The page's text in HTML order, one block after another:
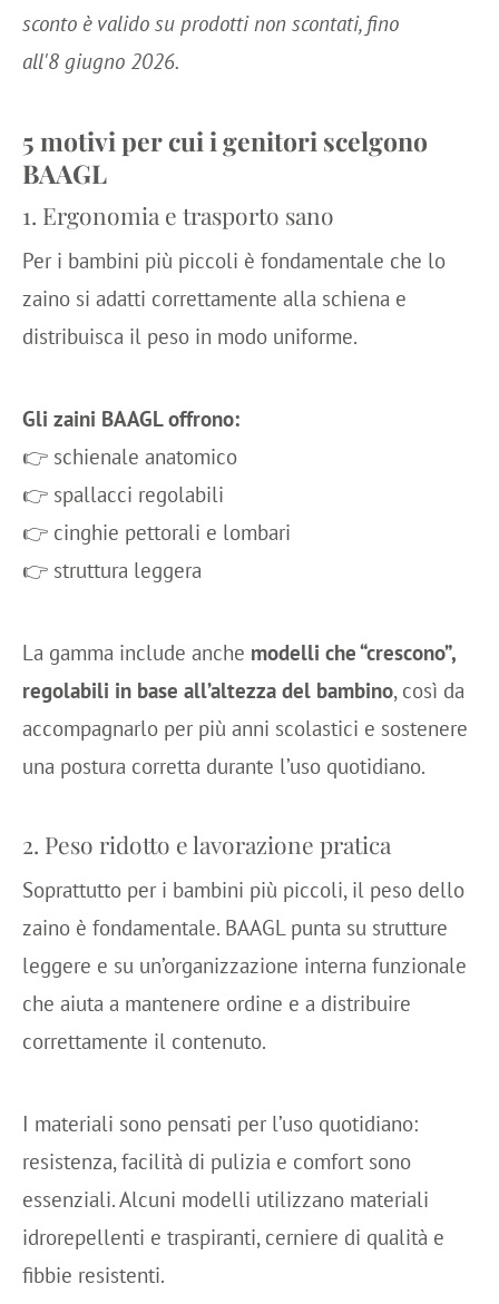
sconto è valido su prodotti non scontati, fino
all'8 giugno 2026.
5motivi per cui i genitori scelgono
BAAGL
1. Ergonomia e trasporto sano
Per i bambini più piccoli è fondamentale che lo
zaino si adatti correttamente alla schiena e
distribuisca il peso in modo uniforme.
Gli zaini BAAGL offrono:
👉 schienale anatomico
👉 spallacci regolabili
👉 cinghie pettorali e lombari
👉 struttura leggera
La gamma include anche modelli che “crescono”,
regolabili in base all’altezza del bambino, così da
accompagnarlo per più anni scolastici e sostenere
una postura corretta durante l’uso quotidiano.
2. Peso ridotto e lavorazione pratica
Soprattutto per i bambini più piccoli, il peso dello
zaino è fondamentale. BAAGL punta su strutture
leggere e su un’organizzazione interna funzionale
che aiuta a mantenere ordine e a distribuire
correttamente il contenuto.
I materiali sono pensati per l’uso quotidiano:
resistenza, facilità di pulizia e comfort sono
essenziali. Alcuni modelli utilizzano materiali
idrorepellenti e traspiranti, cerniere di qualità e
fibbie resistenti.